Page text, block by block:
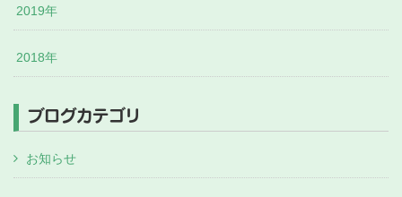
2019年
2018年
ブログカテゴリ
お知らせ